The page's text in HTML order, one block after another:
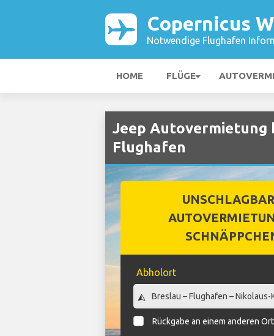
Copernicus
Notwendige Flughafen
HOME FLÜGE
Jeep Autovermietung
Flughafen
Abholort
Rückgabe an einem anderen Ort